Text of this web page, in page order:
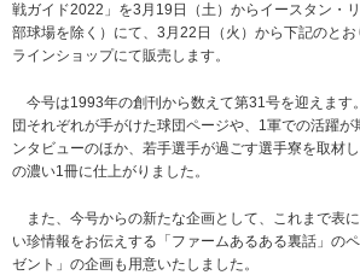
戦ガイド2022」を3月19日（土）からイースタン・
部球場を除く）にて、3月22日（火）から下記のと
ラインショップにて販売します。
今号は1993年の創刊から数えて第31号を迎えます
団それぞれが手がけた球団ページや、1軍での活躍が
ンタビューのほか、若手選手が過ごす選手寮を取材
の濃い1冊に仕上がりました。
また、今号からの新たな企画として、これまで表
い珍情報をお伝えする「ファームあるある裏話」の
ゼント」の企画も用意いたしました。